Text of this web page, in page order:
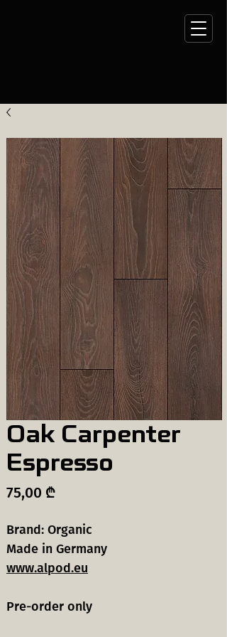
Oak Carpenter
Espresso
75,00 ₾Price
Brand: Organic
Made in Germany
www.alpod.eu
Pre-order only